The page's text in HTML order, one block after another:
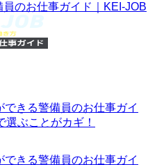
のお仕事ガイド｜KEI-JOB